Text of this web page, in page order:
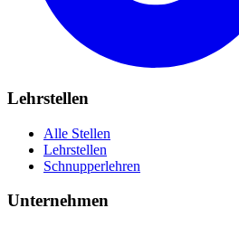
Lehrstellen
Alle Stellen
Lehrstellen
Schnupperlehren
Unternehmen